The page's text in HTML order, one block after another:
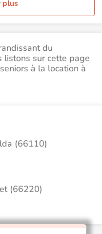
plus
du
listons sur cette page
à la location à
(66110)
(66220)